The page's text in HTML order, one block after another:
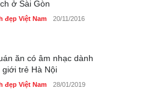
ở Sài Gòn
đẹp Việt Nam 20/11/2016
ăn có âm nhạc dành
giới trẻ Hà Nội
đẹp Việt Nam 28/01/2019